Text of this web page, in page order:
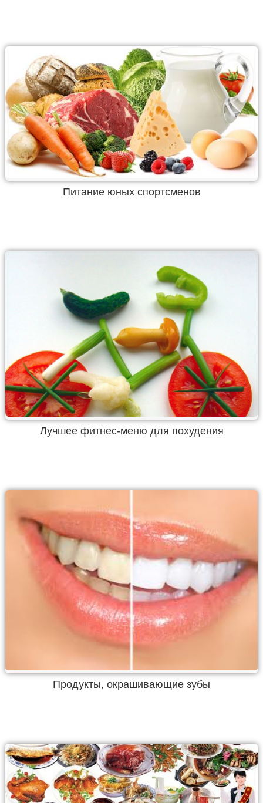
Питание юных спортсменов
Лучшее фитнес-меню для похудения
Продукты, окрашивающие зубы